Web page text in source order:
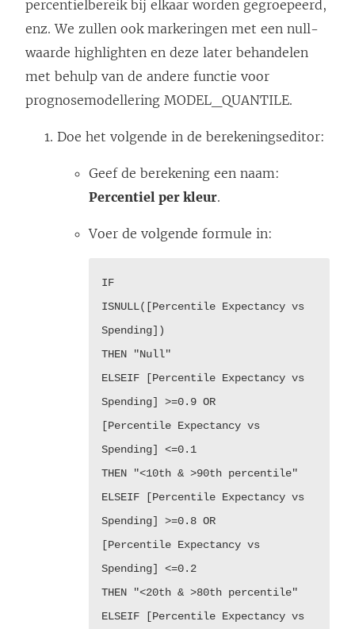
percentielbereik bij elkaar worden gegroepeerd,
enz. We zullen ook markeringen met een null-
waarde highlighten en deze later behandelen
met behulp van de andere functie voor
prognosemodellering MODEL_QUANTILE.
Doe het volgende in de berekeningseditor:
Geef de berekening een naam:
Percentiel per kleur.
Voer de volgende formule in:
IF
ISNULL([Percentile Expectancy vs
Spending])
THEN "Null"
ELSEIF [Percentile Expectancy vs
Spending] >=0.9 OR
[Percentile Expectancy vs
Spending] <=0.1
THEN "<10th & >90th percentile"
ELSEIF [Percentile Expectancy vs
Spending] >=0.8 OR
[Percentile Expectancy vs
Spending] <=0.2
THEN "<20th & >80th percentile"
ELSEIF [Percentile Expectancy vs